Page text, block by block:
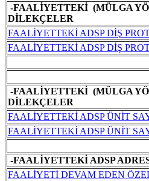
-FAALİYETTEKİ (MÜLGA
DİLEKÇELER
FAALİYETTEKİ ADSP DİŞ
FAALİYETTEKİ ADSP DİŞ
-FAALİYETTEKİ (MÜLGA
DİLEKÇELER
FAALİYETTEKİ ADSP ÜNİT
FAALİYETTEKİ ADSP ÜNİT
-FAALİYETTEKİ ADSP
FAALİYETİ DEVAM EDEN